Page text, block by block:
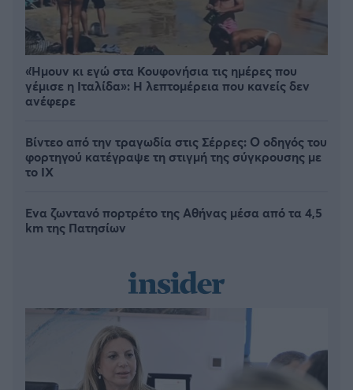
«Ήμουν κι εγώ στα Κουφονήσια τις ημέρες που
γέμισε η Ιταλίδα»: Η λεπτομέρεια που κανείς δεν
ανέφερε
Βίντεο από την τραγωδία στις Σέρρες: Ο οδηγός του
φορτηγού κατέγραψε τη στιγμή της σύγκρουσης με
το ΙΧ
Ένα ζωντανό πορτρέτο της Αθήνας μέσα από τα 4,5
km της Πατησίων